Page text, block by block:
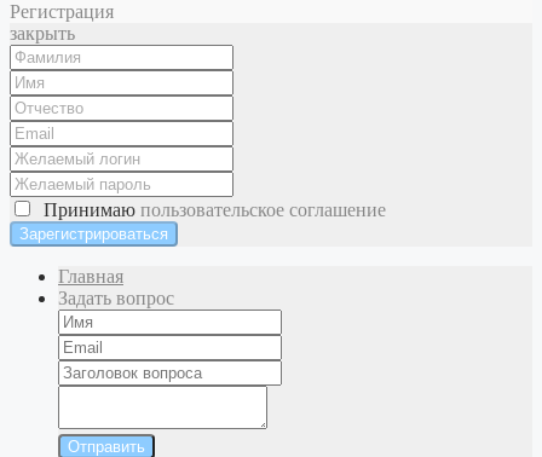
Регистрация
закрыть
Принимаю пользовательское соглашение
Главная
Задать вопрос
Отправить